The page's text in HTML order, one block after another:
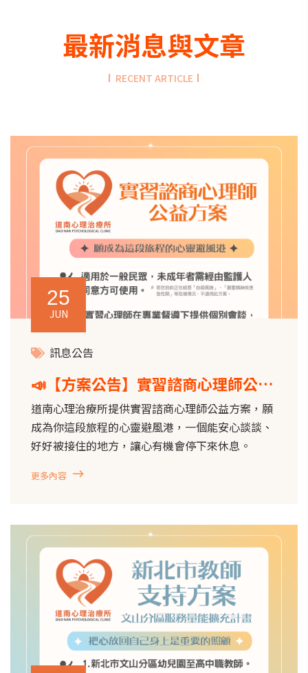
最新消息與文章
RECENT ARTICLE
25
JUN
訊息公告
📣【方案公告】實習諮商心理師公益
方案
道南心理治療所提供實習諮商心理師公益方案，願
成為你這段旅程的心靈避風港，一個能安心談談、
好好被接住的地方，讓心有機會停下來休息。
更多內容